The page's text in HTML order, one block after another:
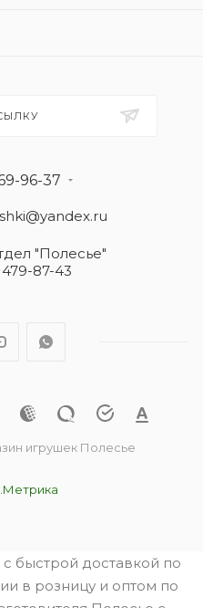
96-37
"Полесье"
87-43
игрушек Полесье
быстрой доставкой по
в розницу и оптом по